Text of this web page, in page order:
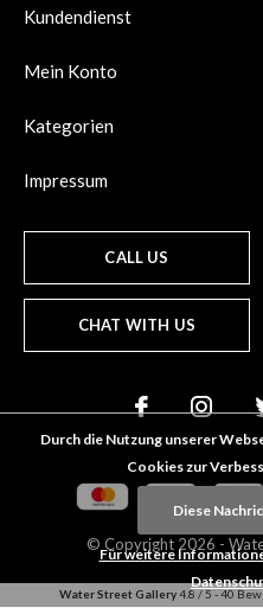
Kundendienst
Mein Konto
Kategorien
Impressum
CALL US
CHAT WITH US
© Copyright 2026 -
Water Street Gallery4.8 / 5 -40
Durch die Nutzung unserer
Cookies zur
Diese
Für weitere